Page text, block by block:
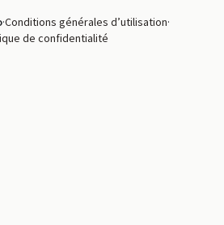
·Conditions générales d’utilisation·
de confidentialité